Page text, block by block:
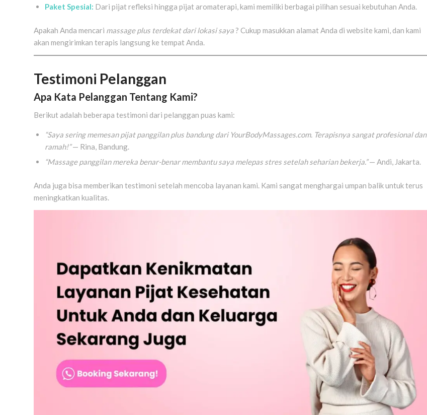
Paket Spesial: Dari pijat refleksi hingga pijat aromaterapi, kami memiliki berbagai pilihan sesuai kebutuhan Anda.
Apakah Anda mencari massage plus terdekat dari lokasi saya ? Cukup masukkan alamat Anda di website kami, dan kami
akan mengirimkan terapis langsung ke tempat Anda.
Testimoni Pelanggan
Apa Kata Pelanggan Tentang Kami?
Berikut adalah beberapa testimoni dari pelanggan puas kami:
“Saya sering memesan pijat panggilan plus bandung dari YourBodyMassages.com. Terapisnya sangat profesional dan
ramah!”— Rina, Bandung.
“Massage panggilan mereka benar-benar membantu saya melepas stres setelah seharian bekerja.”— Andi, Jakarta.
Anda juga bisa memberikan testimoni setelah mencoba layanan kami. Kami sangat menghargai umpan balik untuk terus
meningkatkan kualitas.